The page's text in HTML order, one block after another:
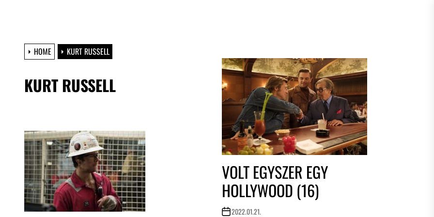
HOME KURT RUSSELL
KURT RUSSELL
VOLT EGYSZER EGY
HOLLYWOOD (16)
2022.01.21.